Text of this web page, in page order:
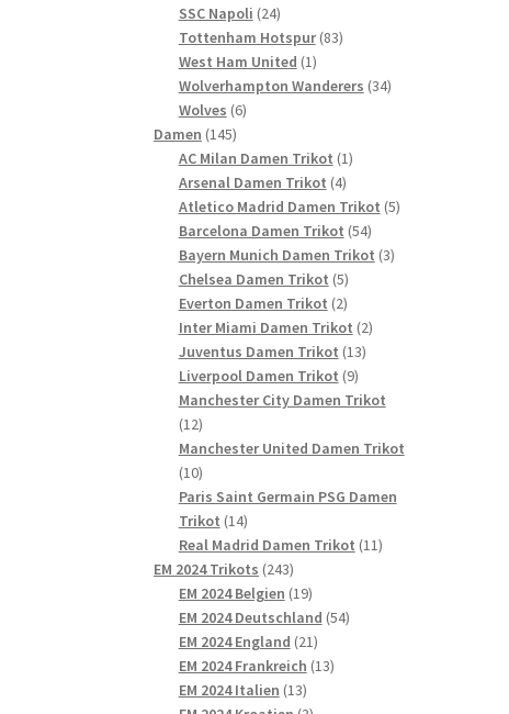
SSC Napoli 2424
Produkte
Tottenham Hotspur 8383
West Ham United 11
Produkt
Wolverhampton Wanderers 3434
Wolves 66
Damen 145145
Produkte
AC Milan Damen Trikot 11
Arsenal Damen Trikot 44
Produkte
Atletico Madrid Damen Trikot 55
Barcelona Damen Trikot 5454
Produkte
Bayern Munich Damen Trikot 33
Chelsea Damen Trikot 55
Produkte
Everton Damen Trikot 22
Produkte
Inter Miami Damen Trikot 22
Juventus Damen Trikot 1313
Liverpool Damen Trikot 99
Produkte
Manchester City Damen Trikot
1212
Produkte
Manchester United Damen Trikot
1010
Produkte
Paris Saint Germain PSG Damen
Trikot 1414
Produkte
Real Madrid Damen Trikot 1111
EM 2024 Trikots 243243
Produkte
EM 2024 Belgien 1919
Produkte
EM 2024 Deutschland 5454
EM 2024 England 2121
Produkte
EM 2024 Frankreich 1313
EM 2024 Italien 1313